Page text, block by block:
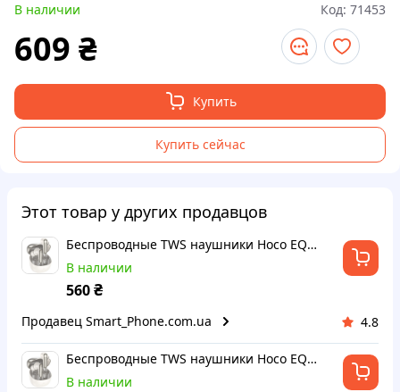
В наличии Код: 71453
609 ₴
Купить
Купить сейчас
Этот товар у других продавцов
Беспроводные TWS наушники Hoco EQ11 Pacifico
В наличии
560₴
Продавец Smart_Phone.com.ua 4.8
Беспроводные TWS наушники Hoco EQ11 Pacifico
В наличии